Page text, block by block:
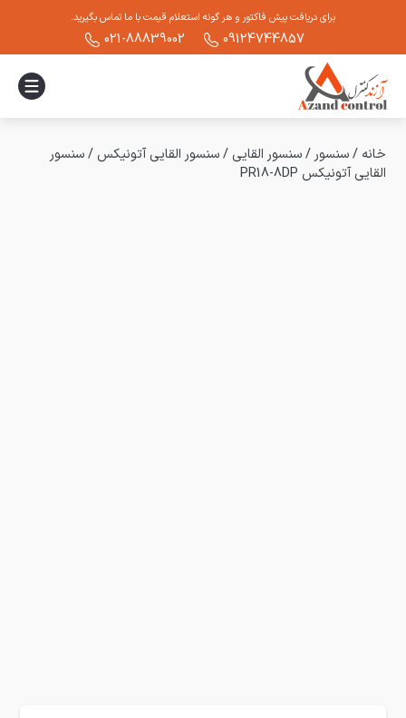
برای دریافت پیش فاکتور و هر گونه استعلام قیمت با ما تماس بگیرید.
09124744857
021-88839002
خانه /سنسور /سنسور القایی /سنسور القایی آتونیکس /سنسور
القایی آتونیکس PR18-8DP